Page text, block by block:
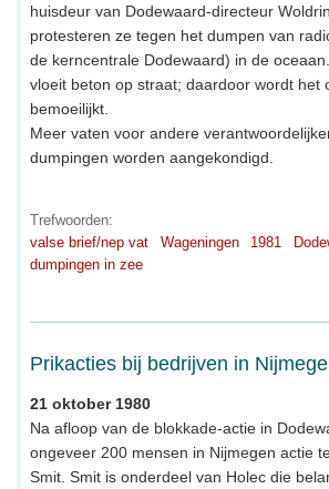
huisdeur van Dodewaard-directeur
protesteren ze tegen het dumpen van
de kerncentrale Dodewaard) in de
vloeit beton op straat; daardoor wordt het
bemoeilijkt.
Meer vaten voor andere
dumpingen worden aangekondigd.
Trefwoorden:
valse brief/nep vat
Wageningen 1981
dumpingen in zee
Prikacties bij bedrijven in
21 oktober 1980
Na afloop van de blokkade-actie in
ongeveer 200 mensen in Nijmegen actie
Smit. Smit is onderdeel van Holec die